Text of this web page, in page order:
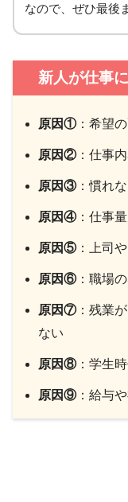
なので、ぜひ最後
新人が仕事
原因①：希望
原因②：仕事
原因③：慣れ
原因④：仕事
原因⑤：上司
原因⑥：職場
原因⑦：残業
ない
原因⑧：学生
原因⑨：給与